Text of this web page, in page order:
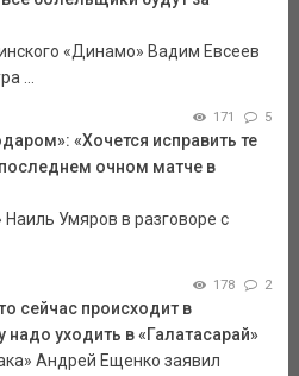
«Динамо» Вадим Евсеев
...
171 5
«Хочется исправить те
очном матче в
Умяров в разговоре с
178 2
сейчас происходит в
уходить в «Галатасарай»
Андрей Ещенко заявил